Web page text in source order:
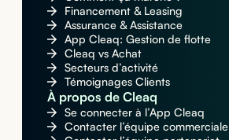
Financement & Leasing
Assurance & Assistance
App Cleaq: Gestion de flotte
Cleaq vs Achat
Secteurs d’activité
Témoignages Clients
À propos de Cleaq
Se connecter à l’App Cleaq
Contacter l’équipe commerciale